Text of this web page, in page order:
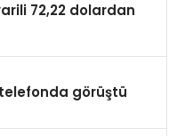
72,22 dolardan
görüştü